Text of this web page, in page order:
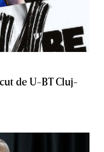
de U-BT Cluj-